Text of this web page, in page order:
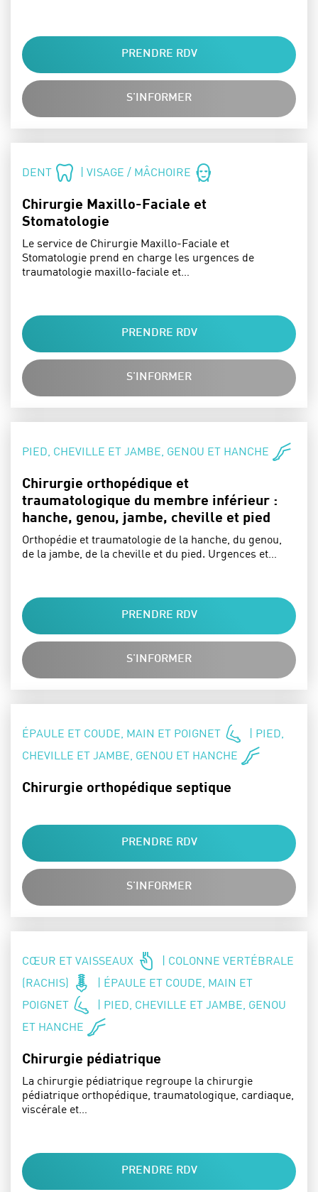
PRENDRE RDV
S'INFORMER
SPÉCIALITÉS :
DENT | VISAGE / MÂCHOIRE
Chirurgie Maxillo-Faciale et
Stomatologie
Le service de Chirurgie Maxillo-Faciale et
Stomatologie prend en charge les urgences de
traumatologie maxillo-faciale et…
PRENDRE RDV
S'INFORMER
SPÉCIALITÉS :
PIED, CHEVILLE ET JAMBE, GENOU ET HANCHE
Chirurgie orthopédique et
traumatologique du membre inférieur :
hanche, genou, jambe, cheville et pied
Orthopédie et traumatologie de la hanche, du genou,
de la jambe, de la cheville et du pied. Urgences et…
PRENDRE RDV
S'INFORMER
SPÉCIALITÉS :
ÉPAULE ET COUDE, MAIN ET POIGNET
| PIED,
CHEVILLE ET JAMBE, GENOU ET HANCHE
Chirurgie orthopédique septique
PRENDRE RDV
S'INFORMER
SPÉCIALITÉS :
CŒUR ET VAISSEAUX
| COLONNE VERTÉBRALE
(RACHIS)
| ÉPAULE ET COUDE, MAIN ET
POIGNET
| PIED, CHEVILLE ET JAMBE, GENOU
ET HANCHE
Chirurgie pédiatrique
La chirurgie pédiatrique regroupe la chirurgie
pédiatrique orthopédique, traumatologique, cardiaque,
viscérale et…
PRENDRE RDV